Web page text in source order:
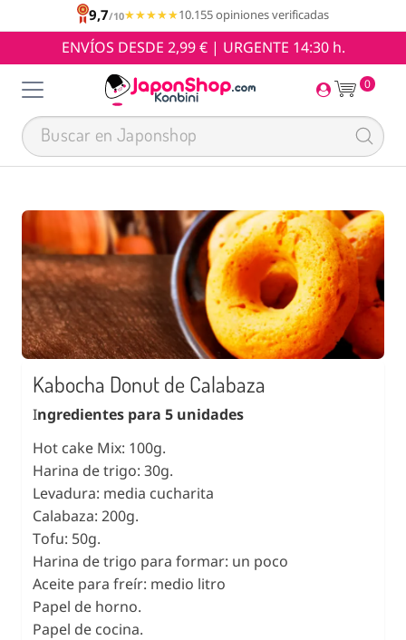
9,7/10★★★★★
★★★★★10.155 opiniones verificadas
ENVÍOS DESDE 2,99 € | URGENTE 14:30 h.
0
Kabocha Donut de Calabaza
Ingredientes para 5 unidades
Hot cake Mix: 100g.
Harina de trigo: 30g.
Levadura: media cucharita
Calabaza: 200g.
Tofu: 50g.
Harina de trigo para formar: un poco
Aceite para freír: medio litro
Papel de horno.
Papel de cocina.